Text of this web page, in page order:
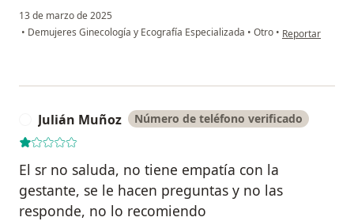
13 de marzo de 2025
• Demujeres Ginecología y Ecografía Especializada • Otro • en opinión del
Reportar
Julián Muñoz Número de teléfono verificado
El sr no saluda, no tiene empatía con la
gestante, se le hacen preguntas y no las
responde, no lo recomiendo